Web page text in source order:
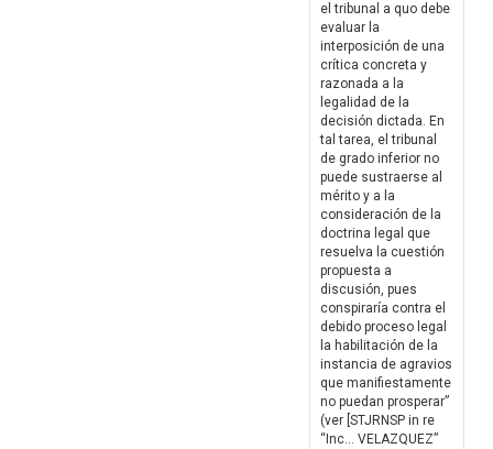
el tribunal a quo debe
evaluar la
interposición de una
crítica concreta y
razonada a la
legalidad de la
decisión dictada. En
tal tarea, el tribunal
de grado inferior no
puede sustraerse al
mérito y a la
consideración de la
doctrina legal que
resuelva la cuestión
propuesta a
discusión, pues
conspiraría contra el
debido proceso legal
la habilitación de la
instancia de agravios
que manifiestamente
no puedan prosperar”
(ver [STJRNSP in re
“Inc… VELAZQUEZ”